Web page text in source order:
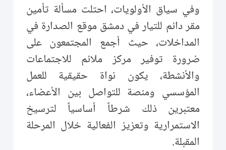
وفي سياق الأولويات، احتلت مسألة تأمين
مقر دائم للتيار في دمشق موقع الصدارة في
المداخلات، حيث أجمع المجتمعون على
ضرورة توفير مركز ملائم للاجتماعات
والأنشطة، يكون نواة حقيقية للعمل
المؤسسي ومنصة للتواصل بين الأعضاء،
معتبرين ذلك شرطاً أساسياً لترسيخ
الاستمرارية وتعزيز الفعالية خلال المرحلة
المقبلة.